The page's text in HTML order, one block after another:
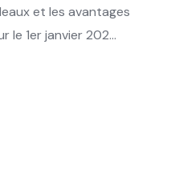
et les avantages
le 1er janvier 202...